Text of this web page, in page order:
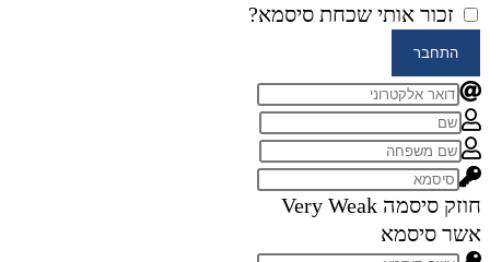
זכור אותי שכחת סיסמא?
התחבר
חוזק סיסמה Very Weak
אשר סיסמא